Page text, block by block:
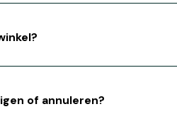
of annuleren?